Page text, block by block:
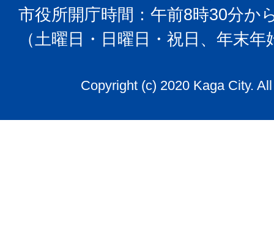
市役所開庁時間：午前8時30分か
（土曜日・日曜日・祝日、年末
Copyright (c) 2020 Kaga City.